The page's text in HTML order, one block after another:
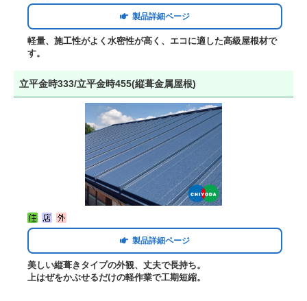
製品詳細ページ
軽量、施工性がよく水密性が高く、エコに適した高級屋根材で
す。
立平金時333/立平金時455(縦葺金属屋根)
製品詳細ページ
美しい縦葺きタイプの外観、丈夫で長持ち。
上はぜをかぶせるだけの軽作業で工期短縮。